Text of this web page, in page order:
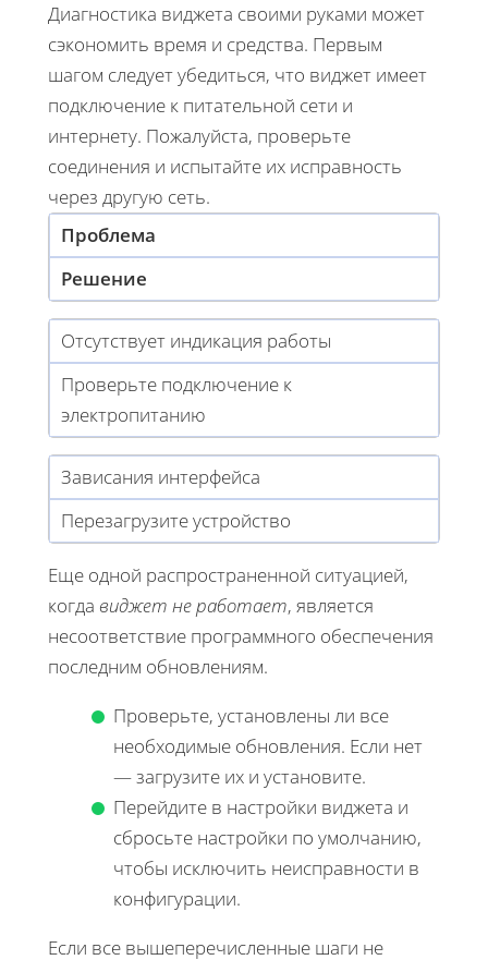
Диагностика виджета своими руками может
сэкономить время и средства. Первым
шагом следует убедиться, что виджет имеет
подключение к питательной сети и
интернету. Пожалуйста, проверьте
соединения и испытайте их исправность
через другую сеть.
Проблема
Решение
Отсутствует индикация работы
Проверьте подключение к
электропитанию
Зависания интерфейса
Перезагрузите устройство
Еще одной распространенной ситуацией,
когда виджет не работает, является
несоответствие программного обеспечения
последним обновлениям.
Проверьте, установлены ли все
необходимые обновления. Если нет
— загрузите их и установите.
Перейдите в настройки виджета и
сбросьте настройки по умолчанию,
чтобы исключить неисправности в
конфигурации.
Если все вышеперечисленные шаги не